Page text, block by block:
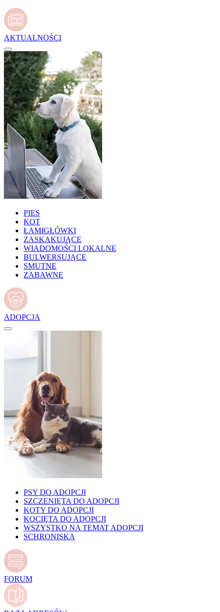
AKTUALNOŚCI
PIES
KOT
ŁAMIGŁÓWKI
ZASKAKUJĄCE
WIADOMOŚCI LOKALNE
BULWERSUJĄCE
SMUTNE
ZABAWNE
ADOPCJA
PSY DO ADOPCJI
SZCZENIĘTA DO ADOPCJI
KOTY DO ADOPCJI
KOCIĘTA DO ADOPCJI
WSZYSTKO NA TEMAT ADOPCJI
SCHRONISKA
FORUM